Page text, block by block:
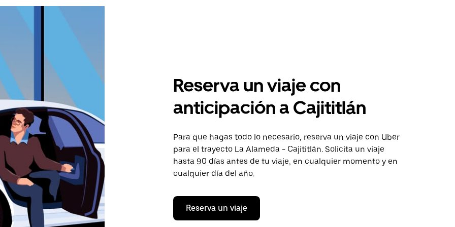
Reserva un viaje con
anticipación a Cajititlán
Para que hagas todo lo necesario, reserva un viaje con Uber
para el trayecto La Alameda - Cajititlán. Solicita un viaje
hasta 90 días antes de tu viaje, en cualquier momento y en
cualquier día del año.
Reserva un viaje